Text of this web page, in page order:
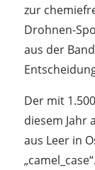
zur
Drohnen-
aus der
Der mit
diesem Jahr
aus Leer in